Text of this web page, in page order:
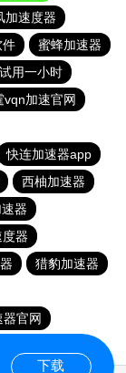
加速度器
件
蜜蜂加速器
用一小时
vqn加速官网
快连加速器app
西柚加速器
器
器
猎豹加速器
器官网
下载